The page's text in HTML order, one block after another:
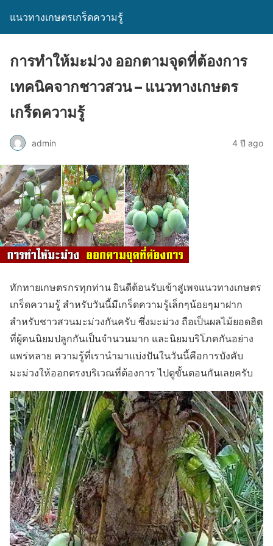
แนวทางเกษตรเกร็ดความรู้
การทำให้มะม่วง ออกตามจุดที่ต้องการ
เทคนิคจากชาวสวน – แนวทางเกษตร
เกร็ดความรู้
admin 4 ปี ago
ทักทายเกษตรกรทุกท่าน ยินดีต้อนรับเข้าสู่เพจแนวทางเกษตร
เกร็ดความรู้ สำหรับวันนี้มีเกร็ดความรู้เล็กๆน้อยๆมาฝาก
สำหรับชาวสวนมะม่วงกันครับ ซึ่งมะม่วง ถือเป็นผลไม้ยอดฮิต
ที่ผู้คนนิยมปลูกกันเป็นจำนวนมาก และนิยมบริโภคกันอย่าง
แพร่หลาย ความรู้ที่เรานำมาแบ่งปันในวันนี้คือการบังคับ
มะม่วงให้ออกตรงบริเวณที่ต้องการ ไปดูขั้นตอนกันเลยครับ